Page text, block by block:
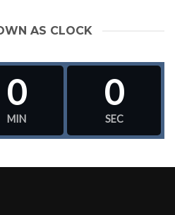
AS CLOCK
0
MIN
0
SEC